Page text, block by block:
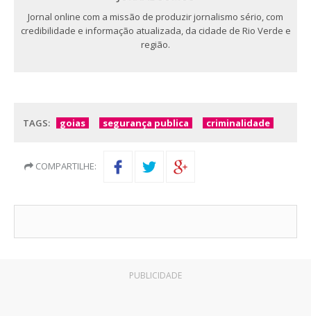
Jornal online com a missão de produzir jornalismo sério, com
credibilidade e informação atualizada, da cidade de Rio Verde e
região.
TAGS: goias segurança publica criminalidade
COMPARTILHE:
PUBLICIDADE